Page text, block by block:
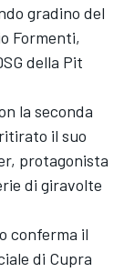
gradino del
Formenti,
della Pit
la seconda
il suo
protagonista
di giravolte
conferma il
di Cupra